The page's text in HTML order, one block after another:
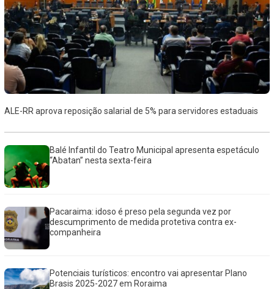
ALE-RR aprova reposição salarial de 5% para servidores estaduais
Balé Infantil do Teatro Municipal apresenta espetáculo
“Abatan” nesta sexta-feira
Pacaraima: idoso é preso pela segunda vez por
descumprimento de medida protetiva contra ex-
companheira
Potenciais turísticos: encontro vai apresentar Plano
Brasis 2025-2027 em Roraima